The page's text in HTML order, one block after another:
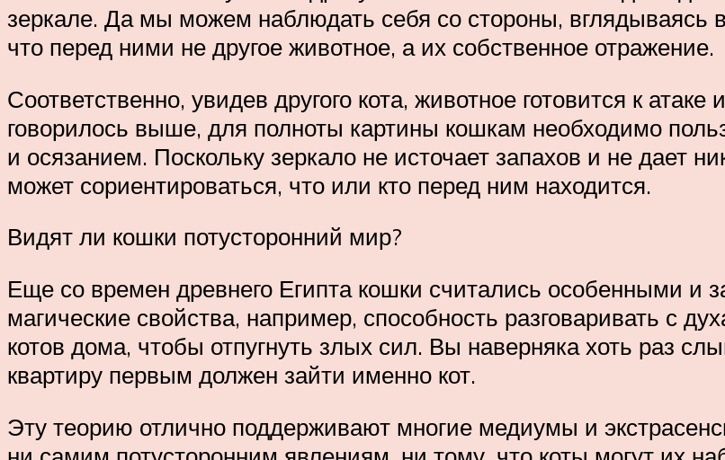
зеркале. Да мы можем наблюдать себя со стороны, вглядываясь
что перед ними не другое животное, а их собственное отражение.
Соответственно, увидев другого кота, животное готовится к
говорилось выше, для полноты картины кошкам необходимо
и осязанием. Поскольку зеркало не источает запахов и не дает
может сориентироваться, что или кто перед ним находится.
Видят ли кошки потусторонний мир?
Еще со времен древнего Египта кошки считались особенными
магические свойства, например, способность разговаривать с
котов дома, чтобы отпугнуть злых сил. Вы наверняка хоть раз
квартиру первым должен зайти именно кот.
Эту теорию отлично поддерживают многие медиумы и